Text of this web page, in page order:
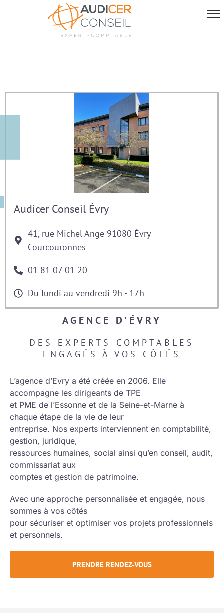
AGENCE D'ÉVRY
DES EXPERTS-COMPTABLES
ENGAGÉS À VOS CÔTÉS
L’agence d’Evry a été créée en 2006. Elle
accompagne les dirigeants de TPE
et PME de l’Essonne et de la Seine-et-Marne à
chaque étape de la vie de leur
entreprise. Nos experts interviennent en comptabilité,
gestion, juridique,
ressources humaines, social ainsi qu’en conseil, audit,
commissariat aux
comptes et gestion de patrimoine.
Avec une approche personnalisée et engagée, nous
sommes à vos côtés
pour sécuriser et optimiser vos projets professionnels
et personnels.
PRENDRE RENDEZ-VOUS
Audicer Conseil Évry
41, rue Michel Ange 91080 Évry-
Courcouronnes
01 81 07 01 20
Du lundi au vendredi 9h - 17h